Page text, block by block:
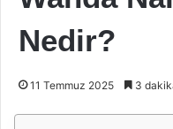
Nedir?
11 Temmuz 2025 3